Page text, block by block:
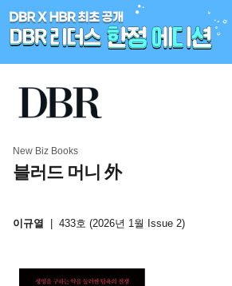
New Biz Books
블러드 머니 外
이규열 433호 (2026년 1월 Issue 2)